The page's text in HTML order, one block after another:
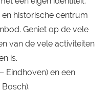
historische centrum
Geniet op de vele
van de vele activiteiten
is.
Eindhoven) en een